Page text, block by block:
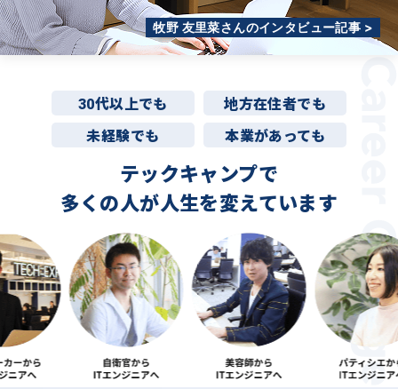
牧野 友里菜さんのインタビュー記事 >
30代以上でも
地方在住者でも
未経験でも
本業があっても
テックキャンプで
多くの人が人生を変えています